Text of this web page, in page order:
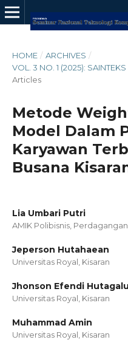
HOME / ARCHIVES /
VOL. 3 NO. 1 (2025):
Articles
Metode
Model Dalam
Karyawan
Busana
Lia Umbari Putri
AMIK Polibisnis, Perdagangan
Jeperson Hutahaean
Universitas Royal, Kisaran
Jhonson Efendi
Universitas Royal, Kisaran
Muhammad Amin
Universitas Royal, Kisaran